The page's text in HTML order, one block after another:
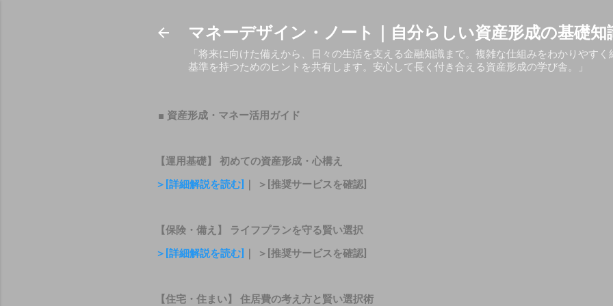
マネーデザイン・ノート｜自分らしい資産形成の基礎知
「将来に向けた備えから、日々の生活を支える金融知識まで。複雑な仕組みをわかりやす
基準を持つためのヒントを共有します。安心して長く付き合える資産形成の学び舎。」
■ 資産形成・マネー活用ガイド
【運用基礎】 初めての資産形成・心構え
＞[詳細解説を読む]
｜ ＞[推奨サービスを確認]
【保険・備え】 ライフプランを守る賢い選択
＞[詳細解説を読む]
｜ ＞[推奨サービスを確認]
【住宅・住まい】 住居費の考え方と賢い選択術